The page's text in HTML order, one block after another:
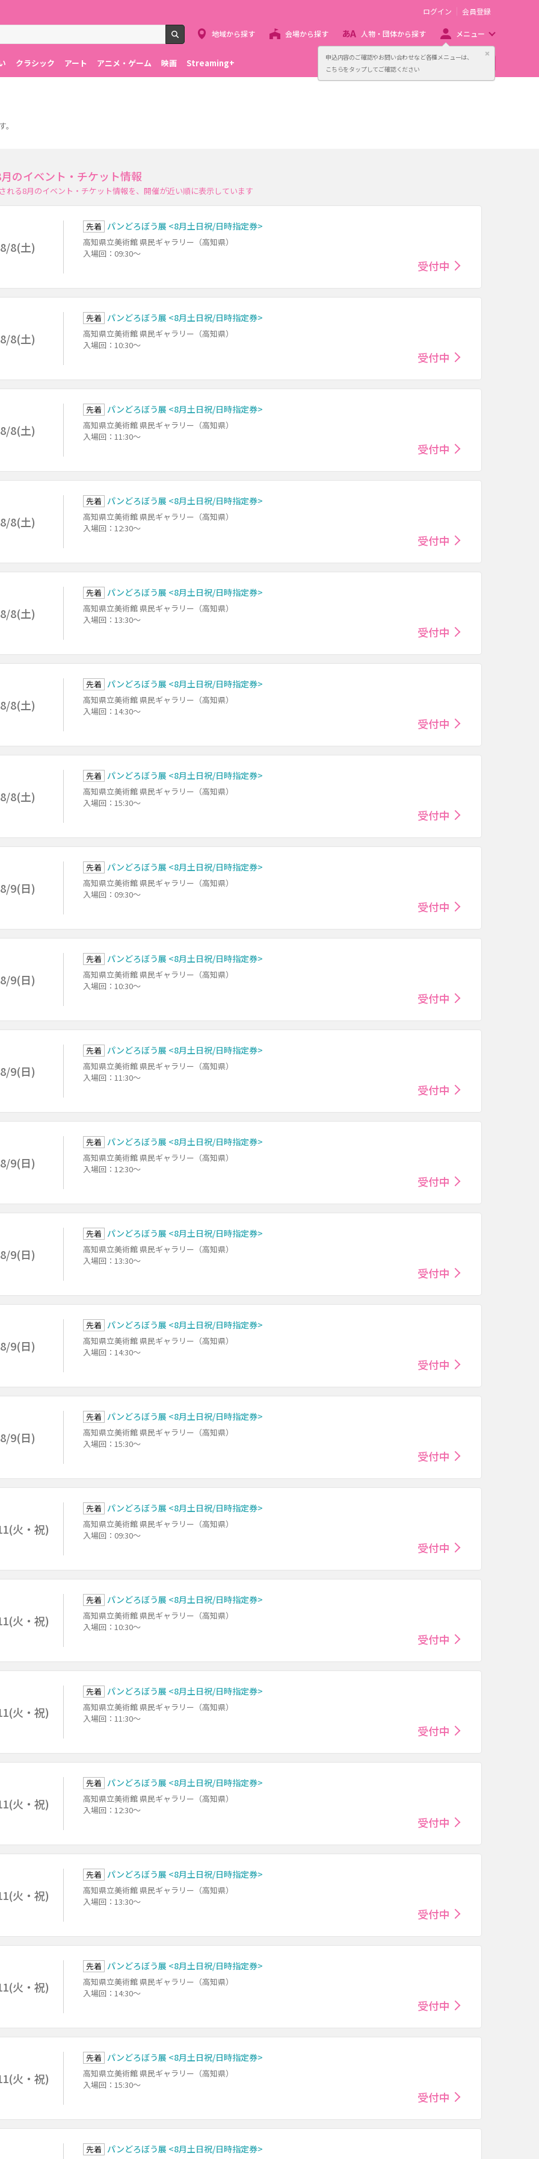
申込内容のご確認やお問い合わせなど各種メニューは、
こちらをタップしてご確認ください
閉じる
検索
ログイン 会員登録
地域から探す 会場から探す 人物・団体から探す メニュー
クラシック アート アニメ・ゲーム 映画 Streaming+ 主催者向け販売サービス
のイベント・チケット情報
れる8月のイベント・チケット情報を、開催が近い順に表示しています
8/8(土)
先着 パンどろぼう展 <8月土日祝/日時指定券>
高知県立美術館 県民ギャラリー（高知県）
入場回：09:30～
受付中
8/8(土)
先着 パンどろぼう展 <8月土日祝/日時指定券>
高知県立美術館 県民ギャラリー（高知県）
入場回：10:30～
受付中
8/8(土)
先着 パンどろぼう展 <8月土日祝/日時指定券>
高知県立美術館 県民ギャラリー（高知県）
入場回：11:30～
受付中
8/8(土)
先着 パンどろぼう展 <8月土日祝/日時指定券>
高知県立美術館 県民ギャラリー（高知県）
入場回：12:30～
受付中
8/8(土)
先着 パンどろぼう展 <8月土日祝/日時指定券>
高知県立美術館 県民ギャラリー（高知県）
入場回：13:30～
受付中
8/8(土)
先着 パンどろぼう展 <8月土日祝/日時指定券>
高知県立美術館 県民ギャラリー（高知県）
入場回：14:30～
受付中
8/8(土)
先着 パンどろぼう展 <8月土日祝/日時指定券>
高知県立美術館 県民ギャラリー（高知県）
入場回：15:30～
受付中
8/9(日)
先着 パンどろぼう展 <8月土日祝/日時指定券>
高知県立美術館 県民ギャラリー（高知県）
入場回：09:30～
受付中
8/9(日)
先着 パンどろぼう展 <8月土日祝/日時指定券>
高知県立美術館 県民ギャラリー（高知県）
入場回：10:30～
受付中
8/9(日)
先着 パンどろぼう展 <8月土日祝/日時指定券>
高知県立美術館 県民ギャラリー（高知県）
入場回：11:30～
受付中
8/9(日)
先着 パンどろぼう展 <8月土日祝/日時指定券>
高知県立美術館 県民ギャラリー（高知県）
入場回：12:30～
受付中
8/9(日)
先着 パンどろぼう展 <8月土日祝/日時指定券>
高知県立美術館 県民ギャラリー（高知県）
入場回：13:30～
受付中
8/9(日)
先着 パンどろぼう展 <8月土日祝/日時指定券>
高知県立美術館 県民ギャラリー（高知県）
入場回：14:30～
受付中
8/9(日)
先着 パンどろぼう展 <8月土日祝/日時指定券>
高知県立美術館 県民ギャラリー（高知県）
入場回：15:30～
受付中
火・祝)
先着 パンどろぼう展 <8月土日祝/日時指定券>
高知県立美術館 県民ギャラリー（高知県）
入場回：09:30～
受付中
火・祝)
先着 パンどろぼう展 <8月土日祝/日時指定券>
高知県立美術館 県民ギャラリー（高知県）
入場回：10:30～
受付中
火・祝)
先着 パンどろぼう展 <8月土日祝/日時指定券>
高知県立美術館 県民ギャラリー（高知県）
入場回：11:30～
受付中
火・祝)
先着 パンどろぼう展 <8月土日祝/日時指定券>
高知県立美術館 県民ギャラリー（高知県）
入場回：12:30～
受付中
火・祝)
先着 パンどろぼう展 <8月土日祝/日時指定券>
高知県立美術館 県民ギャラリー（高知県）
入場回：13:30～
受付中
火・祝)
先着 パンどろぼう展 <8月土日祝/日時指定券>
高知県立美術館 県民ギャラリー（高知県）
入場回：14:30～
受付中
火・祝)
先着 パンどろぼう展 <8月土日祝/日時指定券>
高知県立美術館 県民ギャラリー（高知県）
入場回：15:30～
受付中
先着 パンどろぼう展 <8月土日祝/日時指定券>